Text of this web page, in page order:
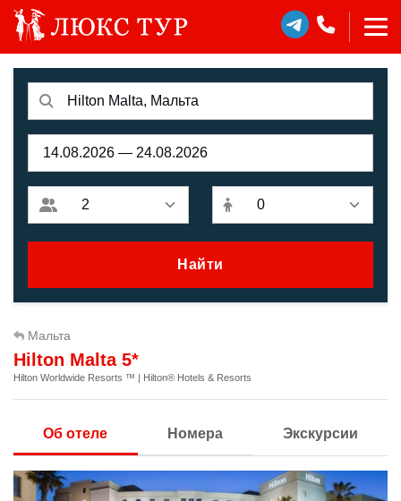
Найти
Мальта
Hilton Malta 5*
Hilton Worldwide Resorts ™ | Hilton® Hotels & Resorts
Об отеле Номера Экскурсии